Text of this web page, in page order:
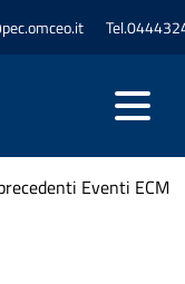
Eventi ECM